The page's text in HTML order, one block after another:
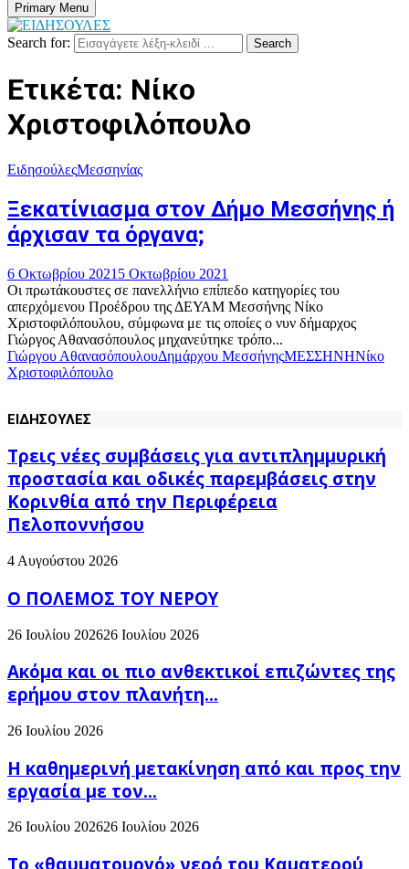
Primary Menu
Search for: Search
Ετικέτα: Νίκο
Χριστοφιλόπουλο
ΕιδησούλεςΜεσσηνίας
Ξεκατίνιασμα στον Δήμο Μεσσήνης ή
άρχισαν τα όργανα;
6 Οκτωβρίου 2021 5 Οκτωβρίου 2021
Οι πρωτάκουστες σε πανελλήνιο επίπεδο κατηγορίες του
απερχόμενου Προέδρου της ΔΕΥΑΜ Μεσσήνης Νίκο
Χριστοφιλόπουλου, σύμφωνα με τις οποίες ο νυν δήμαρχος
Γιώργος Αθανασόπουλος μηχανεύτηκε τρόπο...
Γιώργου ΑθανασόπουλουΔημάρχου ΜεσσήνηςΜΕΣΣΗΝΗΝίκο
Χριστοφιλόπουλο
ΕΙΔΗΣΟΥΛΕΣ
Τρεις νέες συμβάσεις για αντιπλημμυρική
προστασία και οδικές παρεμβάσεις στην
Κορινθία από την Περιφέρεια
Πελοποννήσου
4 Αυγούστου 2026
Ο ΠΟΛΕΜΟΣ ΤΟΥ ΝΕΡΟΥ
26 Ιουλίου 202626 Ιουλίου 2026
Ακόμα και οι πιο ανθεκτικοί επιζώντες της
ερήμου στον πλανήτη...
26 Ιουλίου 2026
H καθημερινή μετακίνηση από και προς την
εργασία με τον...
26 Ιουλίου 202626 Ιουλίου 2026
Το «θαυματουργό» νερό του Καματερού